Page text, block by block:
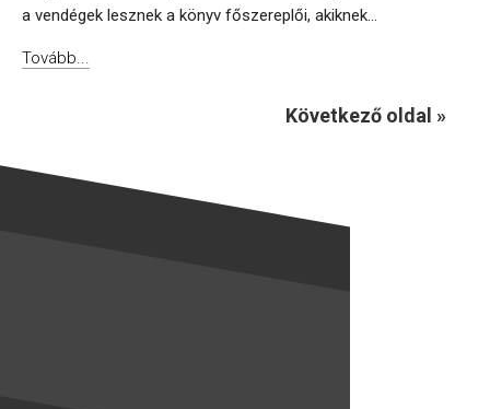
a vendégek lesznek a könyv főszereplői, akiknek...
Tovább...
Következő oldal »